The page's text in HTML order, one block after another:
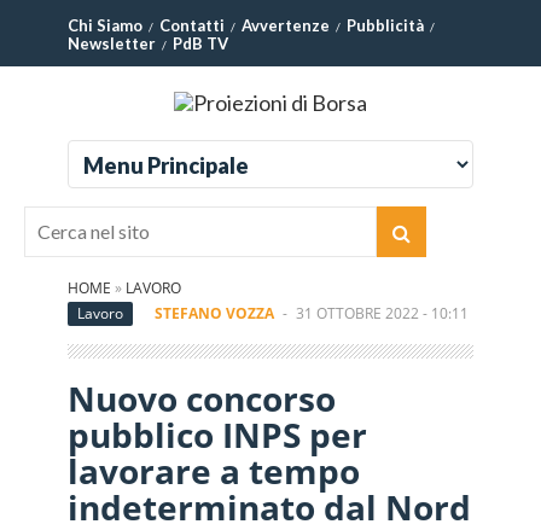
Chi Siamo Contatti Avvertenze
Pubblicità
Newsletter
PdB TV
HOME » LAVORO
Lavoro
STEFANO VOZZA - 31 OTTOBRE 2022 - 10:11
Nuovo concorso
pubblico INPS per
lavorare a tempo
indeterminato dal Nord